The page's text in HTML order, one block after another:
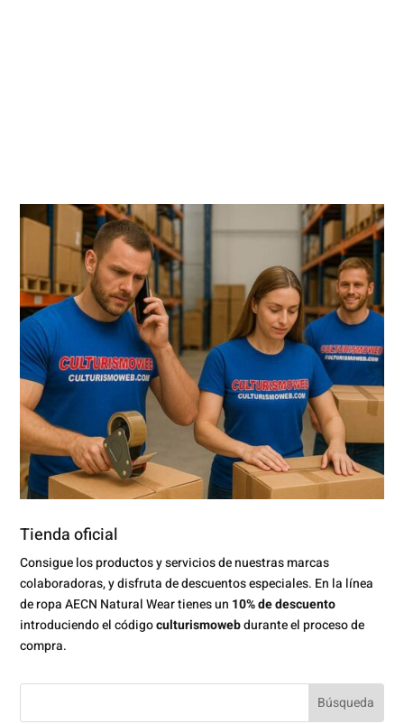
Tienda oficial
Consigue los productos y servicios de nuestras marcas
colaboradoras, y disfruta de descuentos especiales. En la línea
de ropa AECN Natural Wear tienes un 10% de descuento
introduciendo el códigoculturismowebdurante el proceso de
compra.